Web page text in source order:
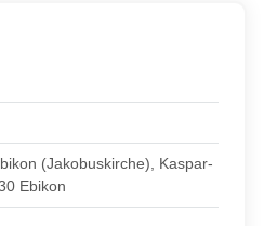
(Jakobuskirche), Kaspar-
Ebikon